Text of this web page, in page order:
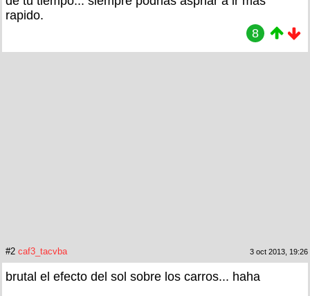
rapido.
8
#2 caf3_tacvba 3 oct 2013, 19:26
brutal el efecto del sol sobre los carros... haha